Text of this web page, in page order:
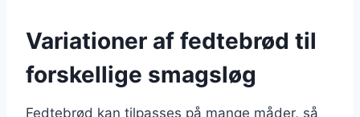
Variationer af fedtebrød til
forskellige smagsløg
Fedtebrød kan tilpasses på mange måder, så